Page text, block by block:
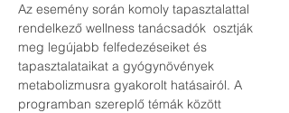
Az esemény során komoly tapasztalattal
rendelkező wellness tanácsadók  osztják
meg legújabb felfedezéseiket és
tapasztalataikat a gyógynövények
metabolizmusra gyakorolt hatásairól. A
programban szereplő témák között